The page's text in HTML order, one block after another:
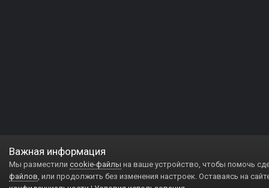
Важная информация
Мы разместили cookie-файлы на ваше устройство, чтобы помочь
файлов, или продолжить без изменения настроек. Оставаясь на